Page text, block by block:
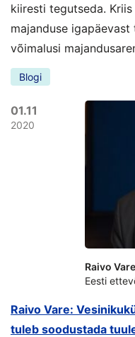
kiiresti tegutseda.
majanduse
võimalusi
Blogi
01.11
2020
Raivo Vare:
tuleb soodustada
Raivo Vare
Eesti